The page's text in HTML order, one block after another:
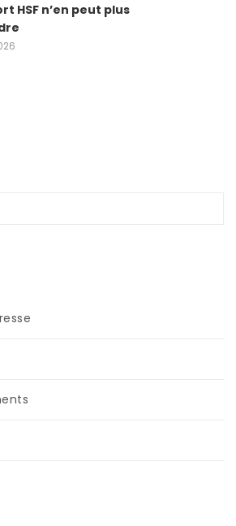
HSF n’en peut plus